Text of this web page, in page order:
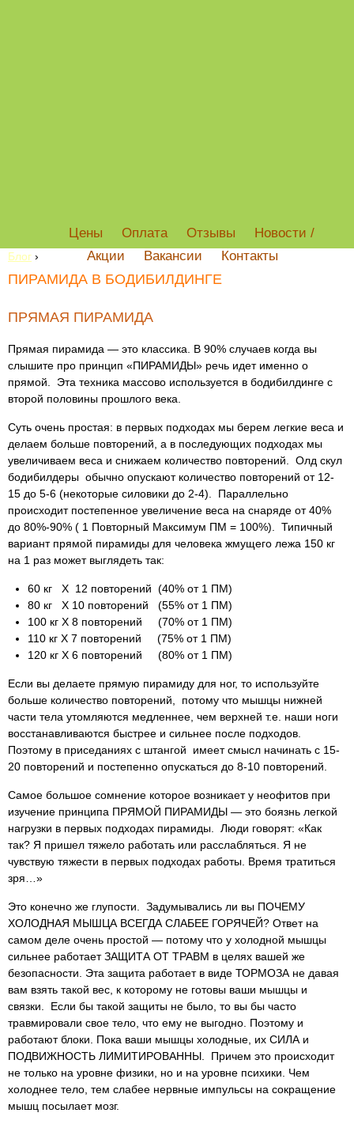
Цены Оплата Отзывы
Новости /
Акции
Вакансии Контакты
Блог ›
ПИРАМИДА В БОДИБИЛДИНГЕ
ПРЯМАЯ ПИРАМИДА
Прямая пирамида — это классика. В 90% случаев когда вы
слышите про принцип «ПИРАМИДЫ» речь идет именно о
прямой. Эта техника массово используется в бодибилдинге с
второй половины прошлого века.
Суть очень простая: в первых подходах мы берем легкие веса и
делаем больше повторений, а в последующих подходах мы
увеличиваем веса и снижаем количество повторений. Олд скул
бодибилдеры обычно опускают количество повторений от 12-
15 до 5-6 (некоторые силовики до 2-4). Параллельно
происходит постепенное увеличение веса на снаряде от 40%
до 80%-90% ( 1 Повторный Максимум ПМ = 100%). Типичный
вариант прямой пирамиды для человека жмущего лежа 150 кг
на 1 раз может выглядеть так:
60 кг Х 12 повторений (40% от 1 ПМ)
80 кг Х 10 повторений (55% от 1 ПМ)
100 кг Х 8 повторений (70% от 1 ПМ)
110 кг Х 7 повторений (75% от 1 ПМ)
120 кг Х 6 повторений (80% от 1 ПМ)
Если вы делаете прямую пирамиду для ног, то используйте
больше количество повторений, потому что мышцы нижней
части тела утомляются медленнее, чем верхней т.е. наши ноги
восстанавливаются быстрее и сильнее после подходов.
Поэтому в приседаниях с штангой имеет смысл начинать с 15-
20 повторений и постепенно опускаться до 8-10 повторений.
Самое большое сомнение которое возникает у неофитов при
изучение принципа ПРЯМОЙ ПИРАМИДЫ — это боязнь легкой
нагрузки в первых подходах пирамиды. Люди говорят: «Как
так? Я пришел тяжело работать или расслабляться. Я не
чувствую тяжести в первых подходах работы. Время тратиться
зря…»
Это конечно же глупости. Задумывались ли вы ПОЧЕМУ
ХОЛОДНАЯ МЫШЦА ВСЕГДА СЛАБЕЕ ГОРЯЧЕЙ? Ответ на
самом деле очень простой — потому что у холодной мышцы
сильнее работает ЗАЩИТА ОТ ТРАВМ в целях вашей же
безопасности. Эта защита работает в виде ТОРМОЗА не давая
вам взять такой вес, к которому не готовы ваши мышцы и
связки. Если бы такой защиты не было, то вы бы часто
травмировали свое тело, что ему не выгодно. Поэтому и
работают блоки. Пока ваши мышцы холодные, их СИЛА и
ПОДВИЖНОСТЬ ЛИМИТИРОВАННЫ. Причем это происходит
не только на уровне физики, но и на уровне психики. Чем
холоднее тело, тем слабее нервные импульсы на сокращение
мышц посылает мозг.